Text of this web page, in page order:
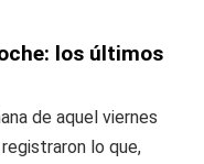
los últimos
de aquel viernes
registraron lo que,